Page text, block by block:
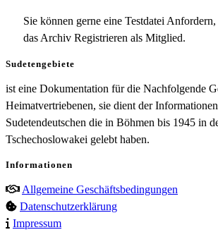
Sie können gerne eine Testdatei
das Archiv Registrieren als Mitglied.
Sudetengebiete
ist eine Dokumentation für die Nachfolgende
Heimatvertriebenen, sie dient der
Sudetendeutschen die in Böhmen bis 1945 in
Tschechoslowakei gelebt haben.
Informationen
Allgemeine Geschäftsbedingungen
Datenschutzerklärung
Impressum